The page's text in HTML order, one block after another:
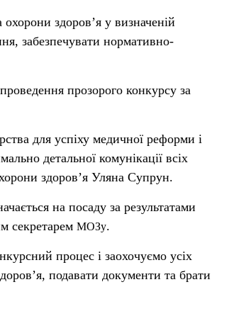
здоров’я у визначеній
забезпечувати нормативно-
прозорого конкурсу за
для успіху медичної реформи і
детальної комунікації всіх
здоров’я Уляна Супрун.
на посаду за результатами
секретарем МОЗу.
процес і заохочуємо усіх
подавати документи та брати